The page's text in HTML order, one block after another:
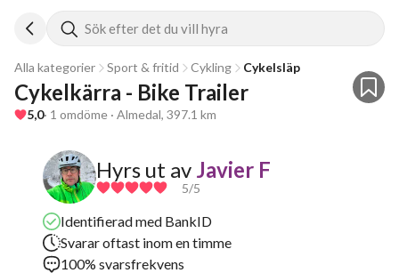
Sök efter det du vill hyra
Alla kategorier Sport & fritid Cykling Cykelsläp
Cykelkärra - Bike Trailer
5,0· 1 omdöme · Almedal, 397.1 km
Hyrs ut av Javier F
5/5
Identifierad med BankID
Svarar oftast inom en timme
100% svarsfrekvens